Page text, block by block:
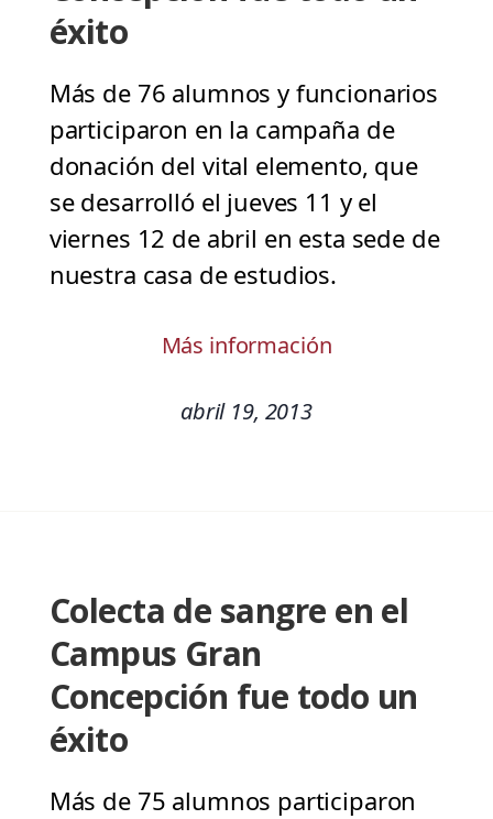
éxito
Más de 76 alumnos y funcionarios
participaron en la campaña de
donación del vital elemento, que
se desarrolló el jueves 11 y el
viernes 12 de abril en esta sede de
nuestra casa de estudios.
Más información
abril 19, 2013
Colecta de sangre en el
Campus Gran
Concepción fue todo un
éxito
Más de 75 alumnos participaron